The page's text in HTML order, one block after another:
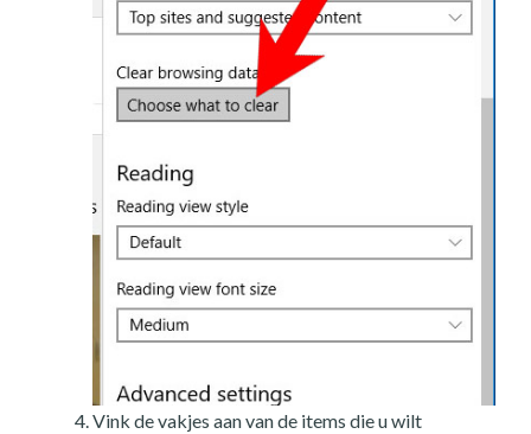
Vink de vakjes aan van de items die u wilt